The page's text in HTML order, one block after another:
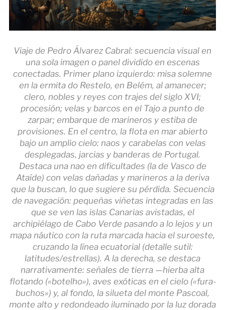
Viaje de Pedro Álvarez Cabral: secuencia visual en
una sola imagen o panel dividido en escenas
conectadas. Primer plano izquierdo: misa solemne
en la ermita do Restelo, en Belém, al amanecer;
clero, nobles y reyes con trajes del siglo XVI;
procesión; velas y barcos en el Tajo a punto de
zarpar; embarque de marineros y estiba de
provisiones. En el centro, la flota en mar abierto
bajo un amplio cielo: naos y carabelas con velas
desplegadas, jarcias y banderas de Portugal.
Destaca una nao en dificultades (la de Vasco de
Ataíde) con velas dañadas y marineros a la deriva
que la buscan, lo que sugiere su pérdida. Secuencia
de navegación: pequeñas viñetas integradas en las
que se ven las islas Canarias avistadas, el
archipiélago de Cabo Verde pasando a lo lejos y un
mapa náutico con la ruta marcada hacia el suroeste,
cruzando la línea ecuatorial (detalle sutil:
latitudes/estrellas). A la derecha, se destaca
narrativamente: señales de tierra —hierba alta
flotando («botelho»), aves exóticas en el cielo («fura-
buchos») y, al fondo, la silueta del monte Pascoal,
monte alto y redondeado iluminado por la luz dorada